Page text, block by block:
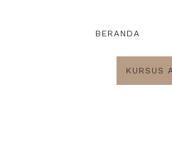
BERANDA
KURSUS